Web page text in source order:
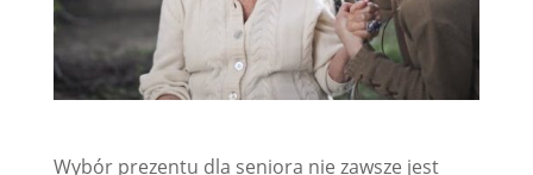
Wybór prezentu dla seniora nie zawsze jest